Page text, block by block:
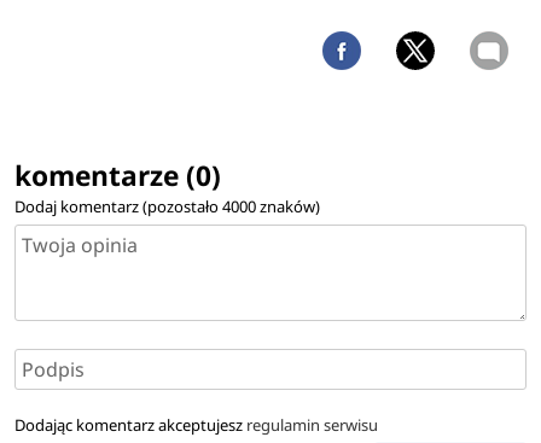
komentarze (0)
Dodaj komentarz (pozostało4000znaków)
Dodając komentarz akceptujesz regulamin serwisu